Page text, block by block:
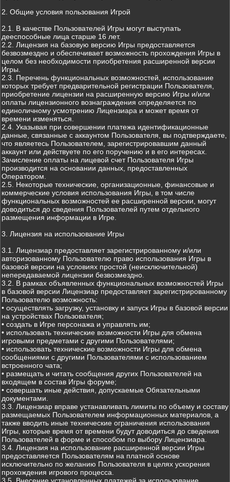
2. Общие условия пользования Игрой
2.1. В качестве Пользователей Игры могут выступать
дееспособные лица старше 16 лет.
2.2. Лицензия на базовую версию Игры предоставляется
безвозмездно и обеспечивает возможность прохождения Игры в
целом без необходимости приобретения расширенной версии
Игры.
2.3. Перечень функциональных возможностей, использование
которых требует предварительной регистрации Пользователя,
приобретение лицензии на расширенную версию Игры и/или
оплаты лицензионного вознаграждения определяется по
единоличному усмотрению Лицензиара и может время от
времени изменяться.
2.4. Указывая при совершении платежа идентификационные
данные, связанные с аккаунтом Пользователя, вы подтверждаете,
что являетесь Пользователем, зарегистрировавшим данный
аккаунт или действуете по его поручению и в его интересах.
Зачисление оплаты на лицевой счет Пользователя Игры
производится на основании данных, предоставленных
Оператором.
2.5. Некоторые технические, организационные, финансовые и
коммерческие условия использования Игры, в том числе
функциональных возможностей ее расширенной версии, могут
доводиться до сведения Пользователей путем отдельного
размещения информации в Игре.
3. Лицензия на использование Игры
3.1. Лицензиар предоставляет зарегистрированному и/или
авторизованному Пользователю право использования Игры в
базовой версии на условиях простой (неисключительной)
непередаваемой лицензии безвозмездно.
3.2. В рамках объявленных функциональных возможностей Игры
в базовой версии Лицензиар предоставляет зарегистрированному
Пользователю возможность:
• осуществлять загрузку, установку и запуск Игры в базовой версии
на устройствах Пользователя;
• создать в Игре персонажа и управлять им;
• использовать технические возможности Игры для обмена
игровыми предметами с другими Пользователями;
• использовать технические возможности Игры для обмена
сообщениями с другими Пользователями с использованием
встроенного чата;
• размещать и читать сообщения других Пользователей на
входящем в состав Игры форуме;
• совершать иные действия, допускаемые Обязательными
документами.
3.3. Лицензиар вправе устанавливать лимиты по объему и составу
размещаемых Пользователем информационных материалов, а
также вводить иные технические ограничения использования
Игры, которые время от времени будут доводиться до сведения
Пользователей в форме и способом по выбору Лицензиара.
3.4. Лицензия на использование расширенной версии Игры
предоставляется Пользователям на платной основе
исключительно по желанию Пользователя в целях ускорения
прохождения игрового процесса.